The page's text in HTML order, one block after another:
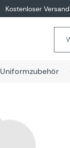
Kostenloser
Uniformzubehör